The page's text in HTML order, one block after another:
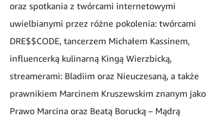
oraz spotkania z twórcami internetowymi
uwielbianymi przez różne pokolenia: twórcami
DRE$$CODE, tancerzem Michałem Kassinem,
influencerką kulinarną Kingą Wierzbicką,
streamerami: Bladiim oraz Nieuczesaną, a także
prawnikiem Marcinem Kruszewskim znanym jako
Prawo Marcina oraz Beatą Borucką – Mądrą